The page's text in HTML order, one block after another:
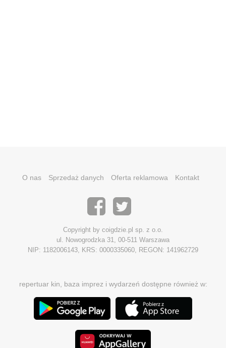
O nas Sprzedaż danych Oferta reklamowa Kontakt
Copyright by coigdzie.pl sp. z o.o.
ul. Nowogrodzka 31, 00-511 Warszawa
NIP: 1182006143, KRS: 0000335060, REGON: 141962729
repertuar kin, baza imprez i wydarzeń dostępne również w: